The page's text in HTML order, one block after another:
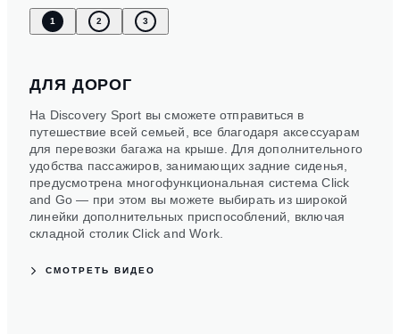
1 2 3
ДЛЯ ДОРОГ
На Discovery Sport вы сможете отправиться в
путешествие всей семьей, все благодаря аксессуарам
для перевозки багажа на крыше. Для дополнительного
удобства пассажиров, занимающих задние сиденья,
предусмотрена многофункциональная система Click
and Go — при этом вы можете выбирать из широкой
линейки дополнительных приспособлений, включая
складной столик Click and Work.
СМОТРЕТЬ ВИДЕО